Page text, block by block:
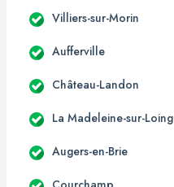
Villiers-sur-Morin
Aufferville
Château-Landon
La Madeleine-sur-Loing
Augers-en-Brie